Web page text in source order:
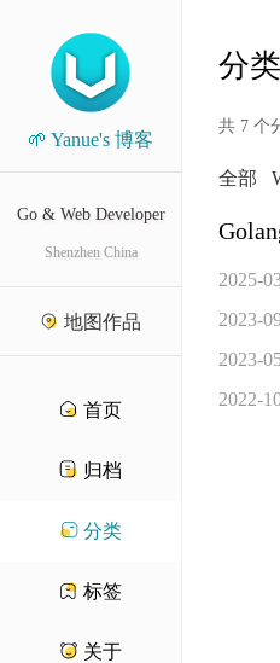
🌱 Yanue's 博客
Go & Web Developer
Shenzhen China
地图作品
首页
归档
分类
标签
关于
分类
共 7 个
全部
2025-
2023-
2023-
2022-